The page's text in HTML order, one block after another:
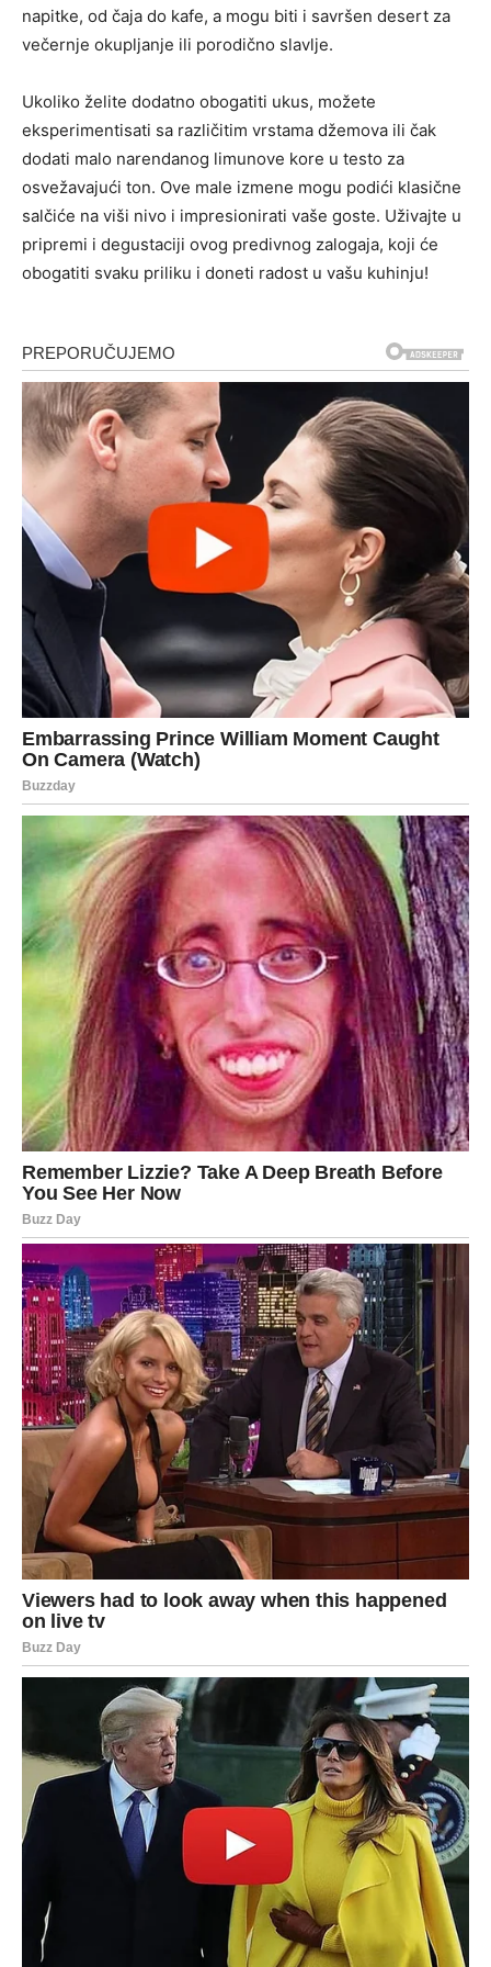
napitke, od čaja do kafe, a mogu biti i savršen desert za
večernje okupljanje ili porodično slavlje.
Ukoliko želite dodatno obogatiti ukus, možete
eksperimentisati sa različitim vrstama džemova ili čak
dodati malo narendanog limunove kore u testo za
osvežavajući ton. Ove male izmene mogu podići klasične
salčiće na viši nivo i impresionirati vaše goste. Uživajte u
pripremi i degustaciji ovog predivnog zalogaja, koji će
obogatiti svaku priliku i doneti radost u vašu kuhinju!